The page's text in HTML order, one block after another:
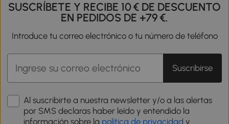
SUSCRÍBETE Y RECIBE 10 € DE DESCUENTO
EN PEDIDOS DE +79 €.
Introduce tu correo electrónico o tu número de teléfono
Suscribirse
Al suscribirte a nuestra newsletter y/o a las alertas
por SMS declaras haber leído y entendido la
información sobre la política de privacidad y